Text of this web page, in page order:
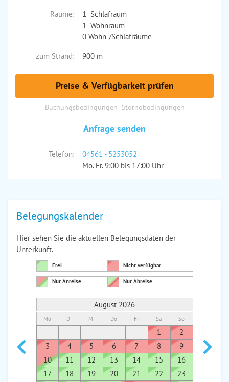
Räume:
1 Schlafraum
1 Wohnraum
0 Wohn-/Schlafräume
zum Strand:
900 m
Preise & Verfügbarkeit prüfen
Buchungsbedingungen Stornobedingungen
Anfrage senden
Telefon:
04561 - 5253052
Mo.-Fr. 9:00 bis 17:00 Uhr
Belegungskalender
Hier sehen Sie die aktuellen Belegungsdaten der
Unterkunft.
Frei Nicht verfügbar
Nur Anreise Nur Abreise
August 2026
Mo Di Mi Do Fr Sa So
1
2
3
4 5 6 7 8
9
10
11 12 13 14 15
16
17
18 19 20 21 22
23
7